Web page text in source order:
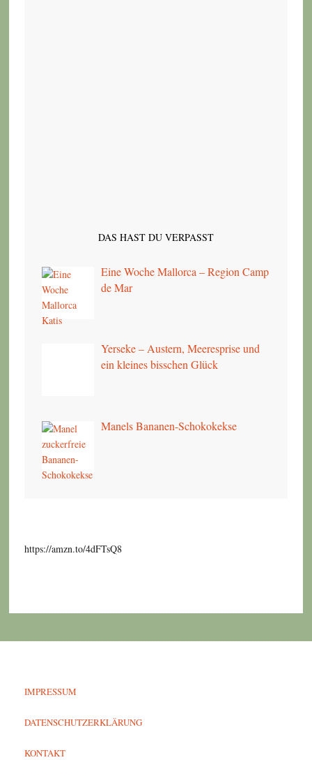
DAS HAST DU VERPASST
Eine Woche Mallorca – Region Camp
de Mar
Yerseke – Austern, Meeresprise und
ein kleines bisschen Glück
Manels Bananen-Schokokekse
https://amzn.to/4dFTsQ8
IMPRESSUM
DATENSCHUTZERKLÄRUNG
KONTAKT